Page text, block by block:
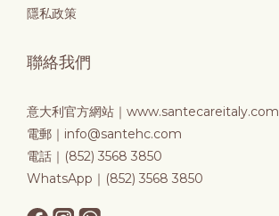
隱私政策
聯絡我們
意大利官方網站｜ www.santecareitaly.com
電郵｜info@santehc.com
電話｜(852) 3568 3850
WhatsApp｜(852) 3568 3850